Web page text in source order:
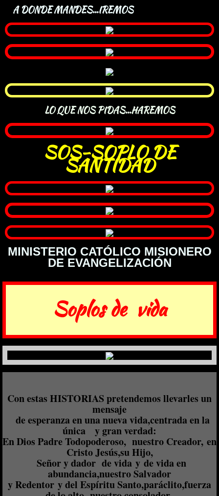
A DONDE MANDES...IREMOS
LO QUE NOS PIDAS...HAREMOS
SOS-SOPLO DE
SANTIDAD
MINISTERIO CATÓLICO MISIONERO
DE EVANGELIZACIÓN
Soplos de vida
Con estas HISTORIAS pretendemos llevarles un
mensaje
de esperanza en una nueva vida,centrada en la
única y gran verdad:
En Dios Padre Todopoderoso, nuestro Creador, en
Cristo Jesús,su Hijo,
Señor y dador de vida y de vida en
abundancia,nuestro Salvador
y Redentor y del Espíritu Santo,paráclito,fuerza